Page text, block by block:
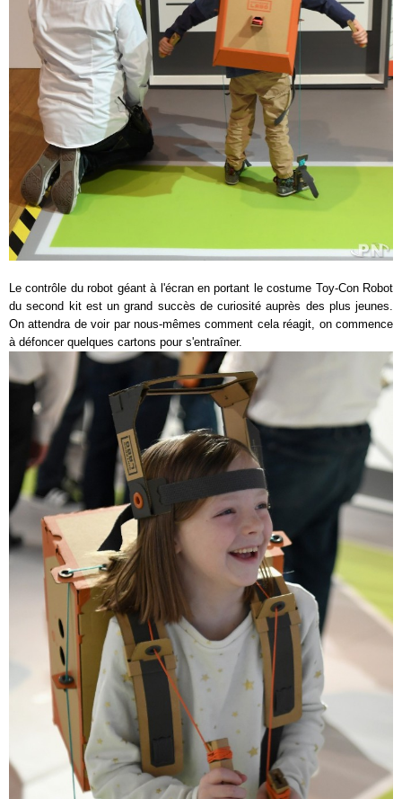
Le contrôle du robot géant à l'écran en portant le costume Toy-Con Robot
du second kit est un grand succès de curiosité auprès des plus jeunes.
On attendra de voir par nous-mêmes comment cela réagit, on commence
à défoncer quelques cartons pour s'entraîner.